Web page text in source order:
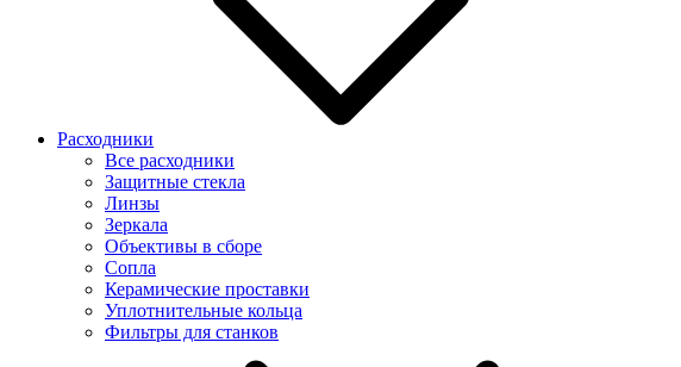
Расходники
Все расходники
Защитные стекла
Линзы
Зеркала
Объективы в сборе
Сопла
Керамические проставки
Уплотнительные кольца
Фильтры для станков